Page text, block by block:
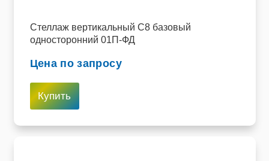
Стеллаж вертикальный C8 базовый
односторонний 01П-ФД
Цена по запросу
Купить